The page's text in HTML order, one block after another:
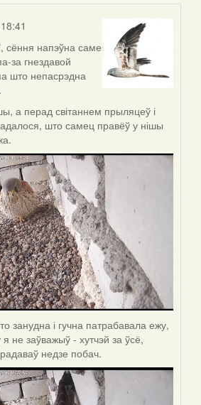
сёння напэўна саме
за гнездавой
што непасрэдна
а перад світаннем прыляцеў і
што самец правёў у нішы
занудна і гучна патрабавала ежу,
не заўважыў - хутчэй за ўсё,
недзе побач.